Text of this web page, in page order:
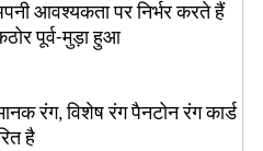
आवश्यकता पर निर्भर करते हैं
पूर्व-मुड़ा हुआ
रंग, विशेष रंग पैनटोन रंग कार्ड
है